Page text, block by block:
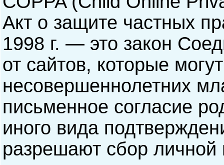
Акт о защите частных
1998 г. — это закон
от сайтов, которые
несовершеннолетних
письменное согласие
иного вида
разрешают сбор